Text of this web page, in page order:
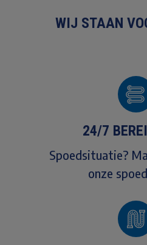
WIJ STAAN
24/7
Spoedsituatie?
onze